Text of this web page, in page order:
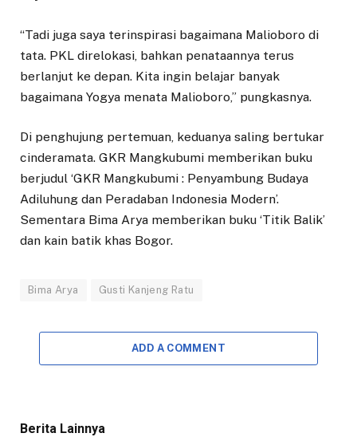
“Tadi juga saya terinspirasi bagaimana Malioboro di
tata. PKL direlokasi, bahkan penataannya terus
berlanjut ke depan. Kita ingin belajar banyak
bagaimana Yogya menata Malioboro,” pungkasnya.
Di penghujung pertemuan, keduanya saling bertukar
cinderamata. GKR Mangkubumi memberikan buku
berjudul ‘GKR Mangkubumi : Penyambung Budaya
Adiluhung dan Peradaban Indonesia Modern’.
Sementara Bima Arya memberikan buku ‘Titik Balik’
dan kain batik khas Bogor.
Bima Arya Gusti Kanjeng Ratu
ADD A COMMENT
Berita Lainnya